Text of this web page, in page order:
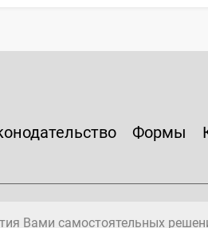
Формы
Вами самостоятельных